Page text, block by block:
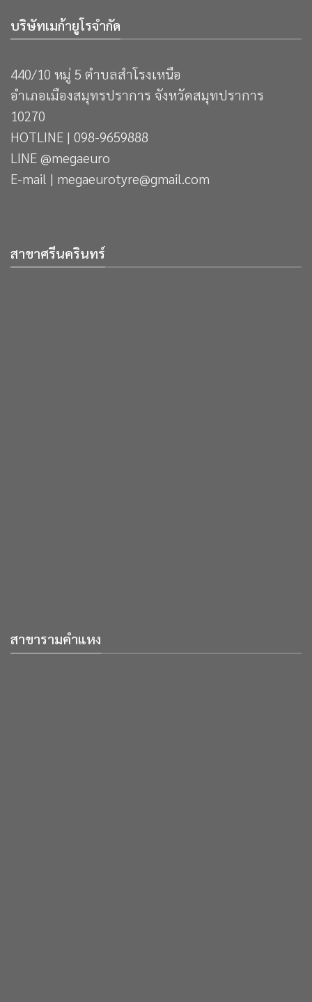
บริษัทเมก้ายูโรจำกัด
440/10 หมู่ 5 ตำบลสำโรงเหนือ
อำเภอเมืองสมุทรปราการ จังหวัดสมุทปราการ
10270
HOTLINE | 098-9659888
LINE @megaeuro
E-mail | megaeurotyre@gmail.com
สาขาศรีนครินทร์
สาขารามคำแหง